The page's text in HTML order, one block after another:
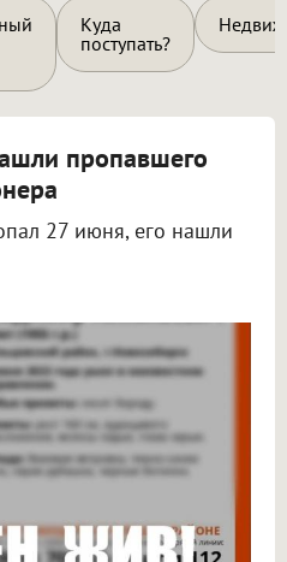
Куда
поступать?
пропавшего
27 июня, его нашли